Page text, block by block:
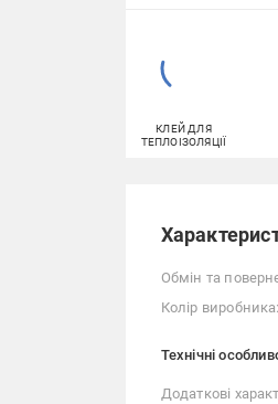
КЛЕЙ ДЛЯ
ТЕПЛОІЗОЛЯЦІЇ
Обмін та
Колір виробника:
Технічні
Додаткові